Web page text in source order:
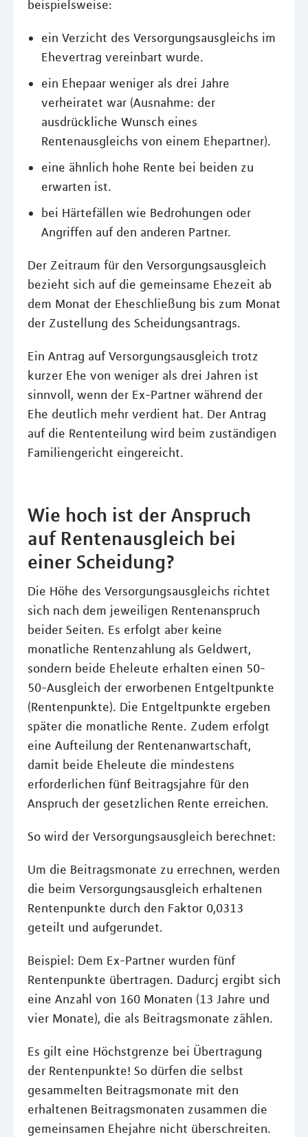
beispielsweise:
ein Verzicht des Versorgungsausgleichs im
Ehevertrag vereinbart wurde.
ein Ehepaar weniger als drei Jahre
verheiratet war (Ausnahme: der
ausdrückliche Wunsch eines
Rentenausgleichs von einem Ehepartner).
eine ähnlich hohe Rente bei beiden zu
erwarten ist.
bei Härtefällen wie Bedrohungen oder
Angriffen auf den anderen Partner.
Der Zeitraum für den Versorgungsausgleich
bezieht sich auf die gemeinsame Ehezeit ab
dem Monat der Eheschließung bis zum Monat
der Zustellung des Scheidungsantrags.
Ein Antrag auf Versorgungsausgleich trotz
kurzer Ehe von weniger als drei Jahren ist
sinnvoll, wenn der Ex-Partner während der
Ehe deutlich mehr verdient hat. Der Antrag
auf die Rententeilung wird beim zuständigen
Familiengericht eingereicht.
Wie hoch ist der Anspruch
auf Rentenausgleich bei
einer Scheidung?
Die Höhe des Versorgungsausgleichs richtet
sich nach dem jeweiligen Rentenanspruch
beider Seiten. Es erfolgt aber keine
monatliche Rentenzahlung als Geldwert,
sondern beide Eheleute erhalten einen 50-
50-Ausgleich der erworbenen Entgeltpunkte
(Rentenpunkte). Die Entgeltpunkte ergeben
später die monatliche Rente. Zudem erfolgt
eine Aufteilung der Rentenanwartschaft,
damit beide Eheleute die mindestens
erforderlichen fünf Beitragsjahre für den
Anspruch der gesetzlichen Rente erreichen.
So wird der Versorgungsausgleich berechnet:
Um die Beitragsmonate zu errechnen, werden
die beim Versorgungsausgleich erhaltenen
Rentenpunkte durch den Faktor 0,0313
geteilt und aufgerundet.
Beispiel: Dem Ex-Partner wurden fünf
Rentenpunkte übertragen. Dadurcj ergibt sich
eine Anzahl von 160 Monaten (13 Jahre und
vier Monate), die als Beitragsmonate zählen.
Es gilt eine Höchstgrenze bei Übertragung
der Rentenpunkte! So dürfen die selbst
gesammelten Beitragsmonate mit den
erhaltenen Beitragsmonaten zusammen die
gemeinsamen Ehejahre nicht überschreiten.